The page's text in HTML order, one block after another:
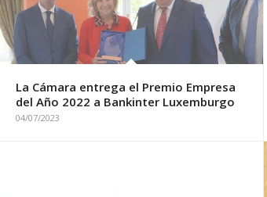
La Cámara entrega el Premio Empresa
del Año 2022 a Bankinter Luxemburgo
04/07/2023